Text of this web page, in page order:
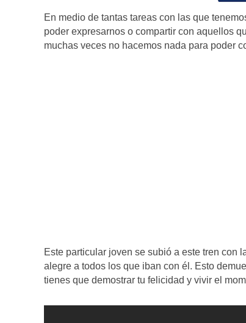
En medio de tantas tareas con las que
poder expresarnos o compartir con aquellos
muchas veces no hacemos nada para poder
Este particular joven se subió a este tren con
alegre a todos los que iban con él. Esto
tienes que demostrar tu felicidad y vivir el